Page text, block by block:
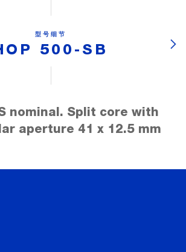
型号细节
500-SB
nominal. Split core with
aperture 41 x 12.5 mm